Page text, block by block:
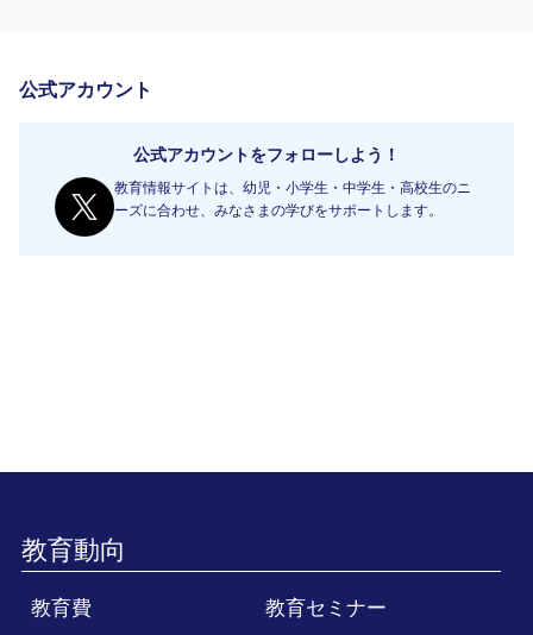
公式アカウント
公式アカウントをフォローしよう！
教育情報サイトは、幼児・小学生・中学生・高校生のニ
ーズに合わせ、みなさまの学びをサポートします。
教育動向
教育費 教育セミナー